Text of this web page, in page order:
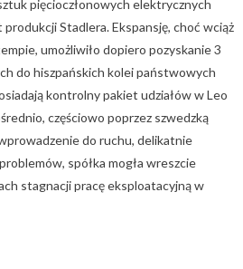
pięcioczłonowych elektrycznych
Stadlera. Ekspansję, choć wciąż
umożliwiło dopiero pozyskanie 3
do hiszpańskich kolei państwowych
kontrolny pakiet udziałów w Leo
częściowo poprzez szwedzką
do ruchu, delikatnie
spółka mogła wreszcie
stagnacji pracę eksploatacyjną w